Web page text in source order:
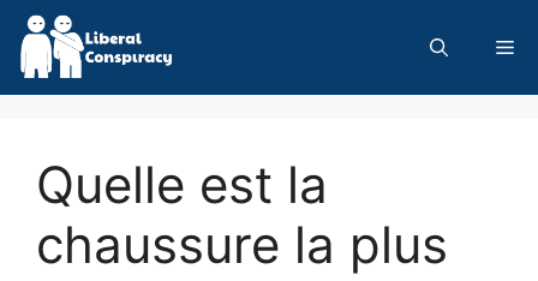
Skip
content
Quelle est la
chaussure la plus